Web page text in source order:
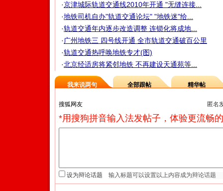
·京津城际轨道交通线2010年开通 "无缝连接...
·地铁司机自办"轨道交通论坛" "地铁迷"给...
·轨道交通年内逐步改造调整 连锁化将成地...
· 广州地铁三 四号线开通 全市轨道交通破百公里
·轨道交通热呼唤地铁专才(图)
·北京经适房将紧邻地铁 不再建设天通苑等...
我来说两句 全部跟帖 精华帖
匿名
*用搜狗拼音输入法发帖子，体验更流畅
设为辩论话题